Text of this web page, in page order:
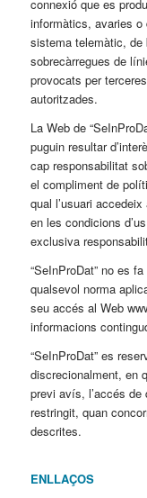
connexió que es
informàtics, avaries o
sistema telemàtic,
sobrecàrregues de
provocats per
autoritzades.
La Web de
puguin resultar
cap responsabilitat
el compliment de
qual l’usuari
en les condicions
exclusiva
“SeInProDat” no es
qualsevol norma
seu accés al Web
informacions
“SeInProDat” es
discrecionalment, en
previ avís, l’accés de
restringit, quan
descrites.
ENLLAÇOS